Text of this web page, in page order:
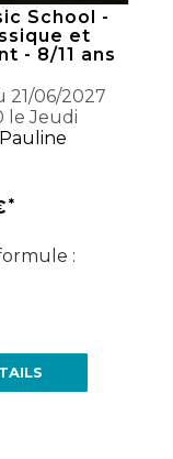
School -
et
- 8/11 ans
21/06/2027
le Jeudi
Pauline
: